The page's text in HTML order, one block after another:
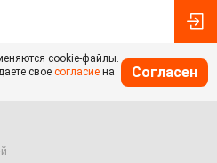
cookie-файлы.
свое согласие на
Согласен